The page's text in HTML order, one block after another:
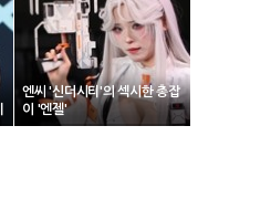
엔씨 '신더시티'의 섹시한 총잡
이 '엔젤'